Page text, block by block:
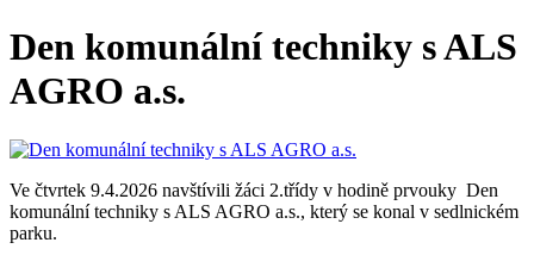
Den komunální techniky s ALS
AGRO a.s.
Ve čtvrtek 9.4.2026 navštívili žáci 2.třídy v hodině prvouky Den
komunální techniky s ALS AGRO a.s., který se konal v sedlnickém
parku.